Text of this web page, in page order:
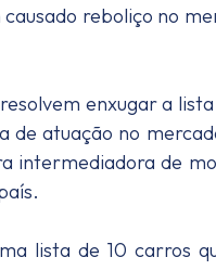
reboliço no
enxugar a
de atuação no
intermediadora de
lista de 10 carros